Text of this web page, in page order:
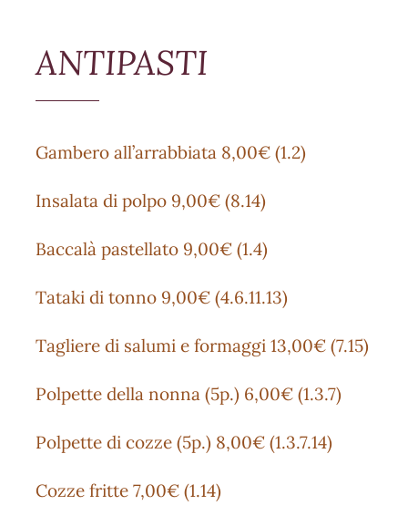
ANTIPASTI
Gambero all’arrabbiata 8,00€ (1.2)
Insalata di polpo 9,00€ (8.14)
Baccalà pastellato 9,00€ (1.4)
Tataki di tonno 9,00€ (4.6.11.13)
Tagliere di salumi e formaggi 13,00€ (7.15)
Polpette della nonna (5p.) 6,00€ (1.3.7)
Polpette di cozze (5p.) 8,00€ (1.3.7.14)
Cozze fritte 7,00€ (1.14)